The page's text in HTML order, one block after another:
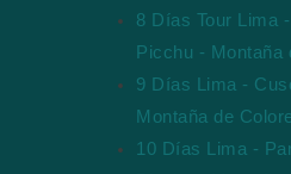
8 Días Tour Lima
Picchu - Montaña
9 Días Lima -
Montaña de
10 Días Lima -